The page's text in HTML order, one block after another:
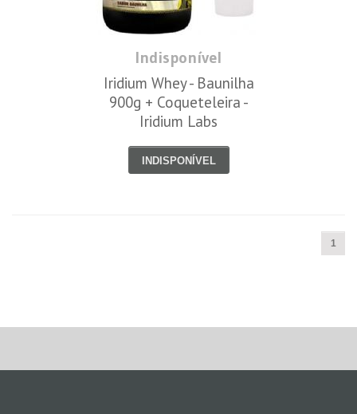
Indisponível
Iridium Whey - Baunilha
900g + Coqueteleira -
Iridium Labs
INDISPONÍVEL
1